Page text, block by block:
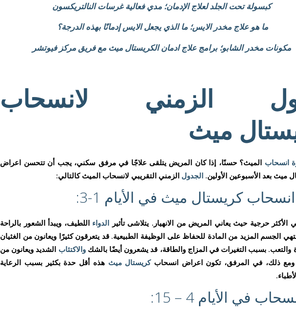
كبسولة تحت الجلد لعلاج الإدمان؛ مدي فعالية غرسات النالتريكسون
ما هو علاج مخدر الايس؛ ما الذي يجعل الايس إدمانًا بهذه الدرجة؟
مكونات مخدر الشابو؛ برامج علاج ادمان الكريستال ميث مع فريق مركز فيوتشر
الزمني لانسحاب
ميث
انسحاب الميث؟ حسنًا، إذا كان المريض يتلقى علاجًا في مرفق سكني، يجب أن تتحسن اعراض
ميث بعد الأسبوعين الأولين.الجدول الزمني التقريبي لانسحاب الميث كالتالي:
كريستال ميث في الأيام 1-3:
حرجية حيث يعاني المريض من الانهيار. يتلاشى تأثير الدواء اللطيف، ويبدأ الشعور بالراحة
الجسم المزيد من المادة للحفاظ على الوظيفة الطبيعية. قد يتعرقون كثيرًا ويعانون من الغثيان
والتعب. بسبب التغيرات في المزاج والطاقة، قد يشعرون أيضًا بالشكوالاكتئاب الشديد ويعانون من
ومع ذلك، في المرفق، تكون اعراض انسحابكريستال ميث هذه أقل حدة بكثير بسبب الرعاية
في الأيام 4 – 15: